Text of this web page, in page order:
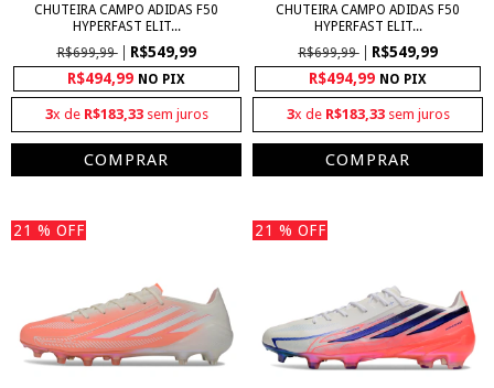
CHUTEIRA CAMPO ADIDAS F50
HYPERFAST ELIT...
R$699,99
R$549,99
R$494,99 NO PIX
3x de R$183,33sem juros
COMPRAR
CHUTEIRA CAMPO ADIDAS F50
HYPERFAST ELIT...
R$699,99
R$549,99
R$494,99 NO PIX
3x de R$183,33sem juros
COMPRAR
21 % OFF 21 % OFF